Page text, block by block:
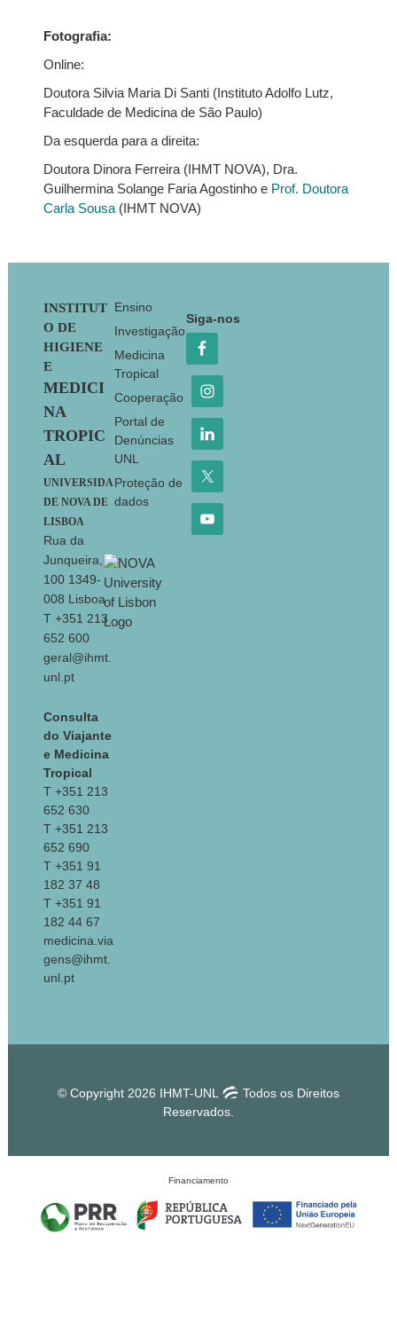
Fotografia:
Online:
Doutora Silvia Maria Di Santi (Instituto Adolfo Lutz,
Faculdade de Medicina de São Paulo)
Da esquerda para a direita:
Doutora Dinora Ferreira (IHMT NOVA), Dra.
Guilhermina Solange Faria Agostinho e Prof. Doutora
Carla Sousa(IHMT NOVA)
Footer
INSTITUT
O DE
HIGIENE
E
MEDICI
NA
TROPIC
AL
UNIVERSIDA
DE NOVA DE
LISBOA
Rua da
Junqueira,
100 1349-
008 Lisboa
T +351 213
652 600
geral@ihmt.
unl.pt
Consulta
do Viajante
e Medicina
Tropical
T +351 213
652 630
T +351 213
652 690
T +351 91
182 37 48
T +351 91
182 44 67
medicina.via
gens@ihmt.
unl.pt
Ensino
Investigação
Medicina
Tropical
Cooperação
Portal de
Denúncias
UNL
Proteção de
dados
Siga-nos
© Copyright 2026 IHMT-UNL
Todos os Direitos
Reservados.
Financiamento